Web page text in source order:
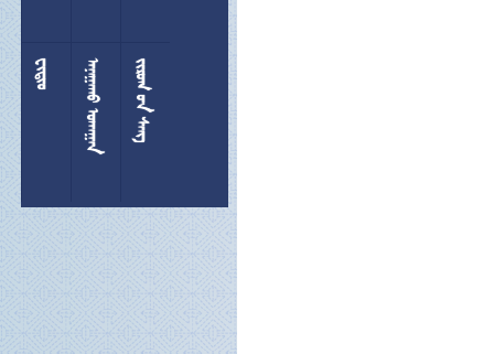
     